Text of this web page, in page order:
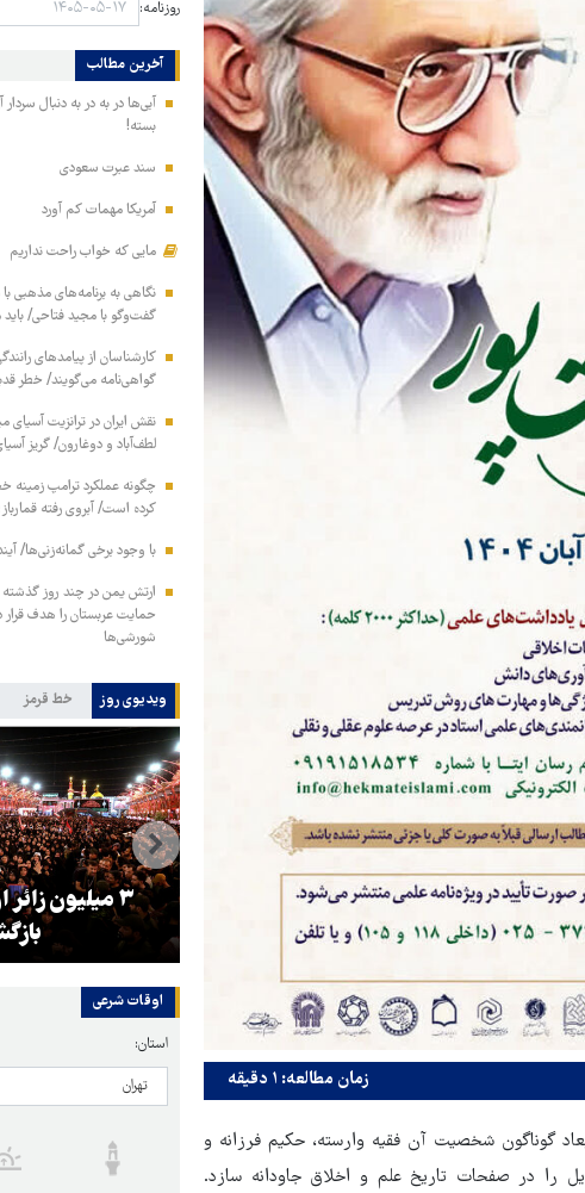
زمان مطالعه: ۱ دقیقه
گوناگون شخصیت آن فقیه وارسته، حکیم فرزانه و
را در صفحات تاریخ علم و اخلاق جاودانه سازد.
روزنامه:
آخرین مطالب
آبی‌ها در به در به دنبال
بسته!
سند عبرت سعودی
آمریکا مهمات کم آورد
مایی که خواب راحت نداریم
نگاهی به برنامه‌های مذهبی
گفت‌وگو با مجید فتاحی/
کارشناسان از پیامدهای
گواهی‌نامه می‌گویند/ خطر
نقش ایران در ترانزیت آسیای
لطف‌آباد و دوغارون/ گریز
چگونه عملکرد ترامپ زمینه
کرده است/ آبروی رفته
با وجود برخی گمانه‌زنی‌ها/
ارتش یمن در چند روز
شورشی‌ها
ویدیوی روز خط قرمز
۳ میلیون زائر اربعین به کشور
بازگشتند
هماهنگی محور
در منطقه
اوقات شرعی
استان: